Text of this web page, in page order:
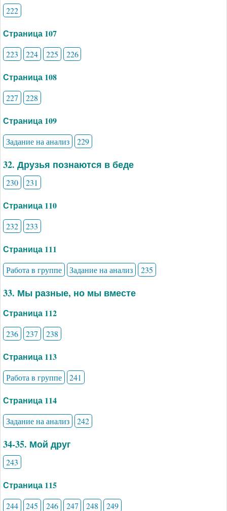
222
Страница 107
223 224 225 226
Страница 108
227 228
Страница 109
Задание на анализ 229
32. Друзья познаются в беде
230 231
Страница 110
232 233
Страница 111
Работа в группе Задание на анализ 235
33. Мы разные, но мы вместе
Страница 112
236 237 238
Страница 113
Работа в группе 241
Страница 114
Задание на анализ 242
34-35. Мой друг
243
Страница 115
244 245 246 247 248 249